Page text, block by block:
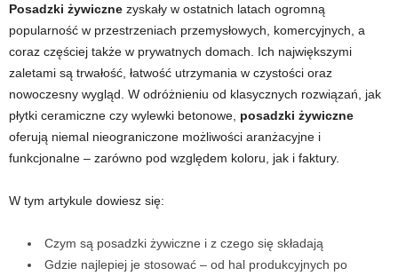
Posadzki żywiczne zyskały w ostatnich latach ogromną
popularność w przestrzeniach przemysłowych, komercyjnych, a
coraz częściej także w prywatnych domach. Ich największymi
zaletami są trwałość, łatwość utrzymania w czystości oraz
nowoczesny wygląd. W odróżnieniu od klasycznych rozwiązań, jak
płytki ceramiczne czy wylewki betonowe, posadzki żywiczne
oferują niemal nieograniczone możliwości aranżacyjne i
funkcjonalne – zarówno pod względem koloru, jak i faktury.
W tym artykule dowiesz się:
Czym są posadzki żywiczne i z czego się składają
Gdzie najlepiej je stosować – od hal produkcyjnych po